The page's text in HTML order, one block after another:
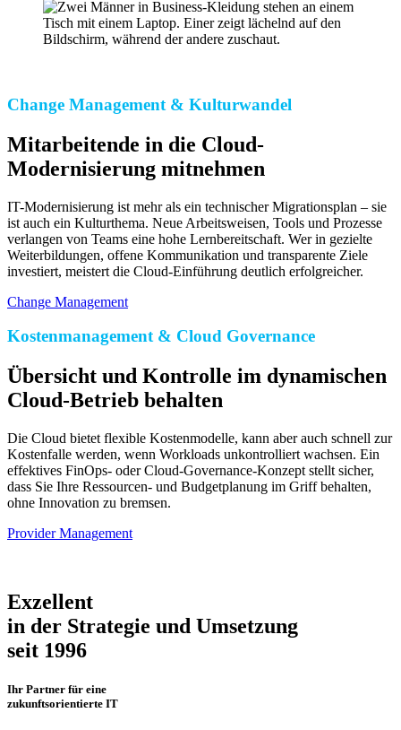
Change Management & Kulturwandel
Mitarbeitende in die Cloud-
Modernisierung mitnehmen
IT-Modernisierung ist mehr als ein technischer Migrationsplan – sie
ist auch ein Kulturthema. Neue Arbeitsweisen, Tools und Prozesse
verlangen von Teams eine hohe Lernbereitschaft. Wer in gezielte
Weiterbildungen, offene Kommunikation und transparente Ziele
investiert, meistert die Cloud-Einführung deutlich erfolgreicher.
Change Management
Kostenmanagement & Cloud Governance
Übersicht und Kontrolle im dynamischen
Cloud-Betrieb behalten
Die Cloud bietet flexible Kostenmodelle, kann aber auch schnell zur
Kostenfalle werden, wenn Workloads unkontrolliert wachsen. Ein
effektives FinOps- oder Cloud-Governance-Konzept stellt sicher,
dass Sie Ihre Ressourcen- und Budgetplanung im Griff behalten,
ohne Innovation zu bremsen.
Provider Management
Exzellent
in der Strategie und Umsetzung
seit 1996
Ihr Partner für eine
zukunftsorientierte IT